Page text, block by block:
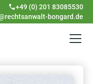
+49 (0) 201 83085530
bongard.de